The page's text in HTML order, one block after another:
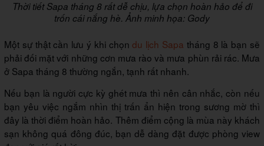
Thời tiết Sapa tháng 8 rất dễ chịu, lựa chọn hoàn hảo để đi
trốn cái nắng hè. Ảnh minh họa: Gody
Một sự thật cần lưu ý khi chọndu lịch Sapa tháng 8 là bạn sẽ
phải đối mặt với những cơn mưa rào và mưa phùn rải rác. Mưa
ở Sapa tháng 8 thường ngắn, tạnh rất nhanh.
Nếu bạn là người cực kỳ ghét mưa thì nên cân nhắc, còn nếu
bạn yêu việc ngắm nhìn thị trấn ẩn hiện trong sương mờ thì
đây là thời điểm hoàn hảo. Thêm điểm cộng là mùa này khách
sạn không quá đông đúc, bạn dễ dàng đặt được phòng view